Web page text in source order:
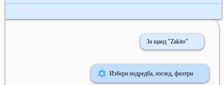
За щанд "Zakito"
Избери подредба, изглед, филтри